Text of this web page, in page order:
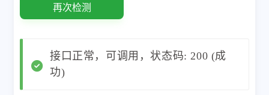
再次检测
接口正常，可调用，状态码: 200 (成
功)